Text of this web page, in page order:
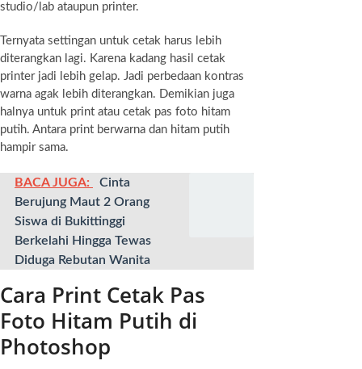
studio/lab ataupun printer.
Ternyata settingan untuk cetak harus lebih
diterangkan lagi. Karena kadang hasil cetak
printer jadi lebih gelap. Jadi perbedaan kontras
warna agak lebih diterangkan. Demikian juga
halnya untuk print atau cetak pas foto hitam
putih. Antara print berwarna dan hitam putih
hampir sama.
BACA JUGA:
Cinta
Berujung Maut 2 Orang
Siswa di Bukittinggi
Berkelahi Hingga Tewas
Diduga Rebutan Wanita
Cara Print Cetak Pas
Foto Hitam Putih di
Photoshop